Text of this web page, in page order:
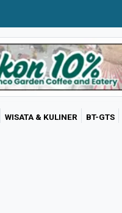
WISATA & KULINER BT-GTS